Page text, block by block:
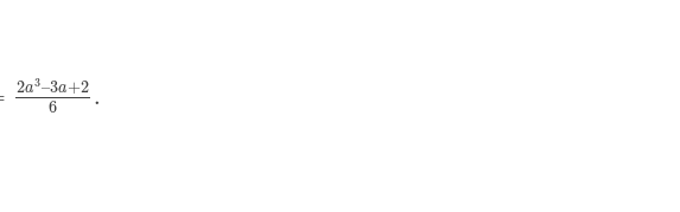
2a3–3a+2
6
.